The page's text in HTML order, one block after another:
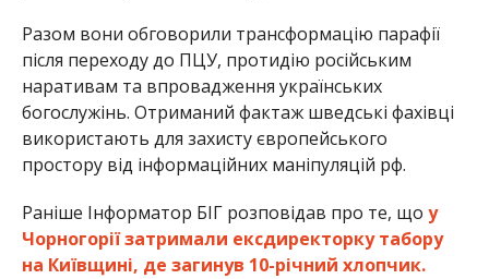
Разом вони обговорили трансформацію парафії
після переходу до ПЦУ, протидію російським
наративам та впровадження українських
богослужінь. Отриманий фактаж шведські фахівці
використають для захисту європейського
простору від інформаційних маніпуляцій рф.
Раніше Інформатор БІГ розповідав про те, що у
Чорногорії затримали ексдиректорку табору
на Київщині, де загинув 10-річний хлопчик.